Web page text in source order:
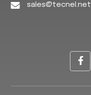
sales@tecnel.net